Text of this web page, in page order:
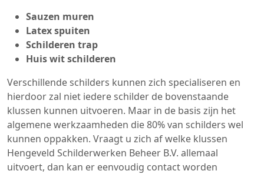
Sauzen muren
Latex spuiten
Schilderen trap
Huis wit schilderen
Verschillende schilders kunnen zich specialiseren en
hierdoor zal niet iedere schilder de bovenstaande
klussen kunnen uitvoeren. Maar in de basis zijn het
algemene werkzaamheden die 80% van schilders wel
kunnen oppakken. Vraagt u zich af welke klussen
Hengeveld Schilderwerken Beheer B.V. allemaal
uitvoert, dan kan er eenvoudig contact worden